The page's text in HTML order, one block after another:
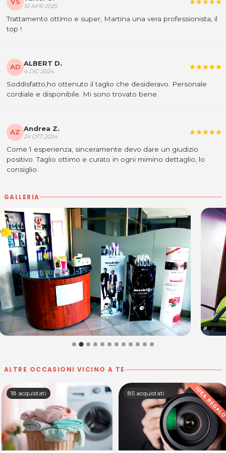
VS
10 APR 2025
starstarstarstarstar
Trattamento ottimo e super, Martina una vera professionista, il
top !
AD ALBERT D.
4 DIC 2024
starstarstarstarstar
Soddisfatto,ho ottenuto il taglio che desideravo. Personale
cordiale e disponibile. Mi sono trovato bene.
AZ Andrea Z.
24 OTT 2024
starstarstarstarstar
Come 1 esperienza, sinceramente devo dare un giudizio
positivo. Taglio ottimo e curato in ogni mimino dettaglio, lo
consiglio.
GALLERIA
ALTRE OCCASIONI VICINO A TE
18 acquistati 85 acquistati